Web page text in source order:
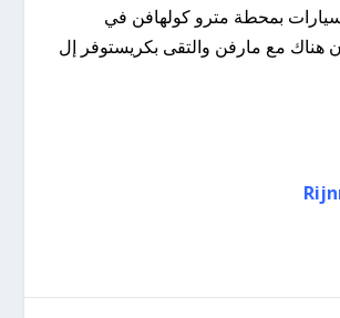
بمحطة مترو كولهافن في
هناك مع مارفن والتقى بكريستوفر إل